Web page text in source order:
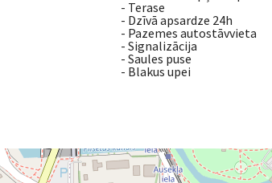
- Terase
- Dzīvā apsardze 24h
- Pazemes autostāvvieta
- Signalizācija
- Saules puse
- Blakus upei